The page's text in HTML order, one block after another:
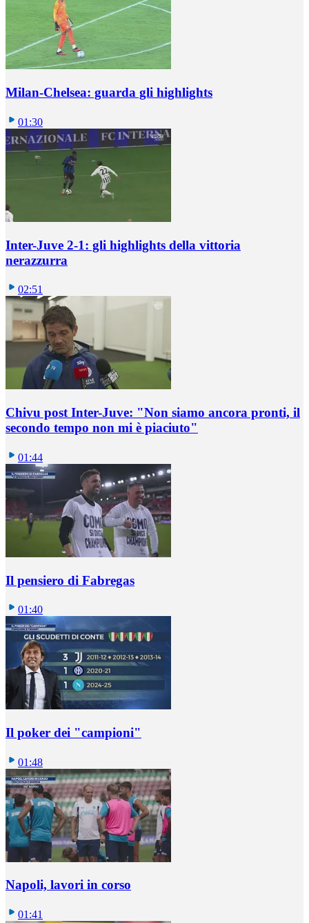
Milan-Chelsea: guarda gli highlights
01:30
Inter-Juve 2-1: gli highlights della vittoria
nerazzurra
02:51
Chivu post Inter-Juve: "Non siamo ancora pronti, il
secondo tempo non mi è piaciuto"
01:44
Il pensiero di Fabregas
01:40
Il poker dei "campioni"
01:48
Napoli, lavori in corso
01:41